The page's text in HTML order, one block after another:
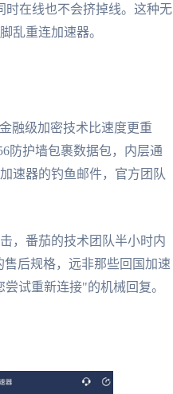
时在线也不会挤掉线。这种无
乱重连加速器。
融级加密技术比速度更重
防护墙包裹数据包，内层通
速器的钓鱼邮件，官方团队
，番茄的技术团队半小时内
后规格，远非那些回国加速
试重新连接"的机械回复。